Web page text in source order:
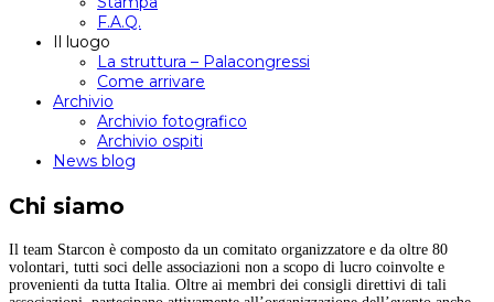
F.A.Q.
Il luogo
La struttura – Palacongressi
Come arrivare
Archivio
Archivio fotografico
Archivio ospiti
News blog
Chi siamo
Il team Starcon è composto da un comitato organizzatore e da oltre 80
volontari, tutti soci delle associazioni non a scopo di lucro coinvolte e
provenienti da tutta Italia. Oltre ai membri dei consigli direttivi di tali